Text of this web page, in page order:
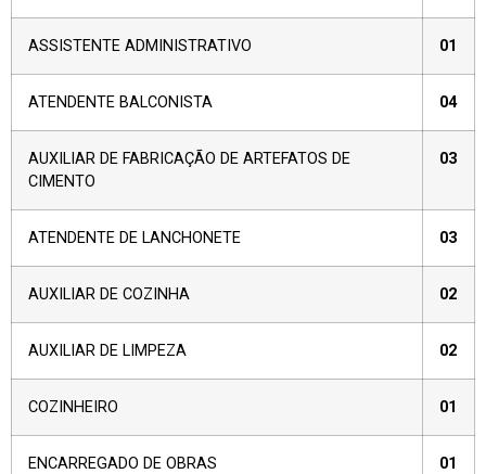
ASSISTENTE ADMINISTRATIVO 01
ATENDENTE BALCONISTA 04
AUXILIAR DE FABRICAÇÃO DE ARTEFATOS DE
CIMENTO
03
ATENDENTE DE LANCHONETE 03
AUXILIAR DE COZINHA 02
AUXILIAR DE LIMPEZA 02
COZINHEIRO 01
ENCARREGADO DE OBRAS 01